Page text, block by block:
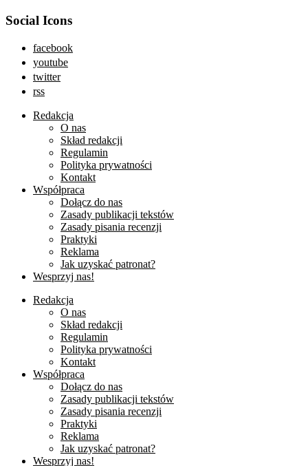
Social Icons
facebook
youtube
twitter
rss
Redakcja
O nas
Skład redakcji
Regulamin
Polityka prywatności
Kontakt
Współpraca
Dołącz do nas
Zasady publikacji tekstów
Zasady pisania recenzji
Praktyki
Reklama
Jak uzyskać patronat?
Wesprzyj nas!
Redakcja
O nas
Skład redakcji
Regulamin
Polityka prywatności
Kontakt
Współpraca
Dołącz do nas
Zasady publikacji tekstów
Zasady pisania recenzji
Praktyki
Reklama
Jak uzyskać patronat?
Wesprzyj nas!